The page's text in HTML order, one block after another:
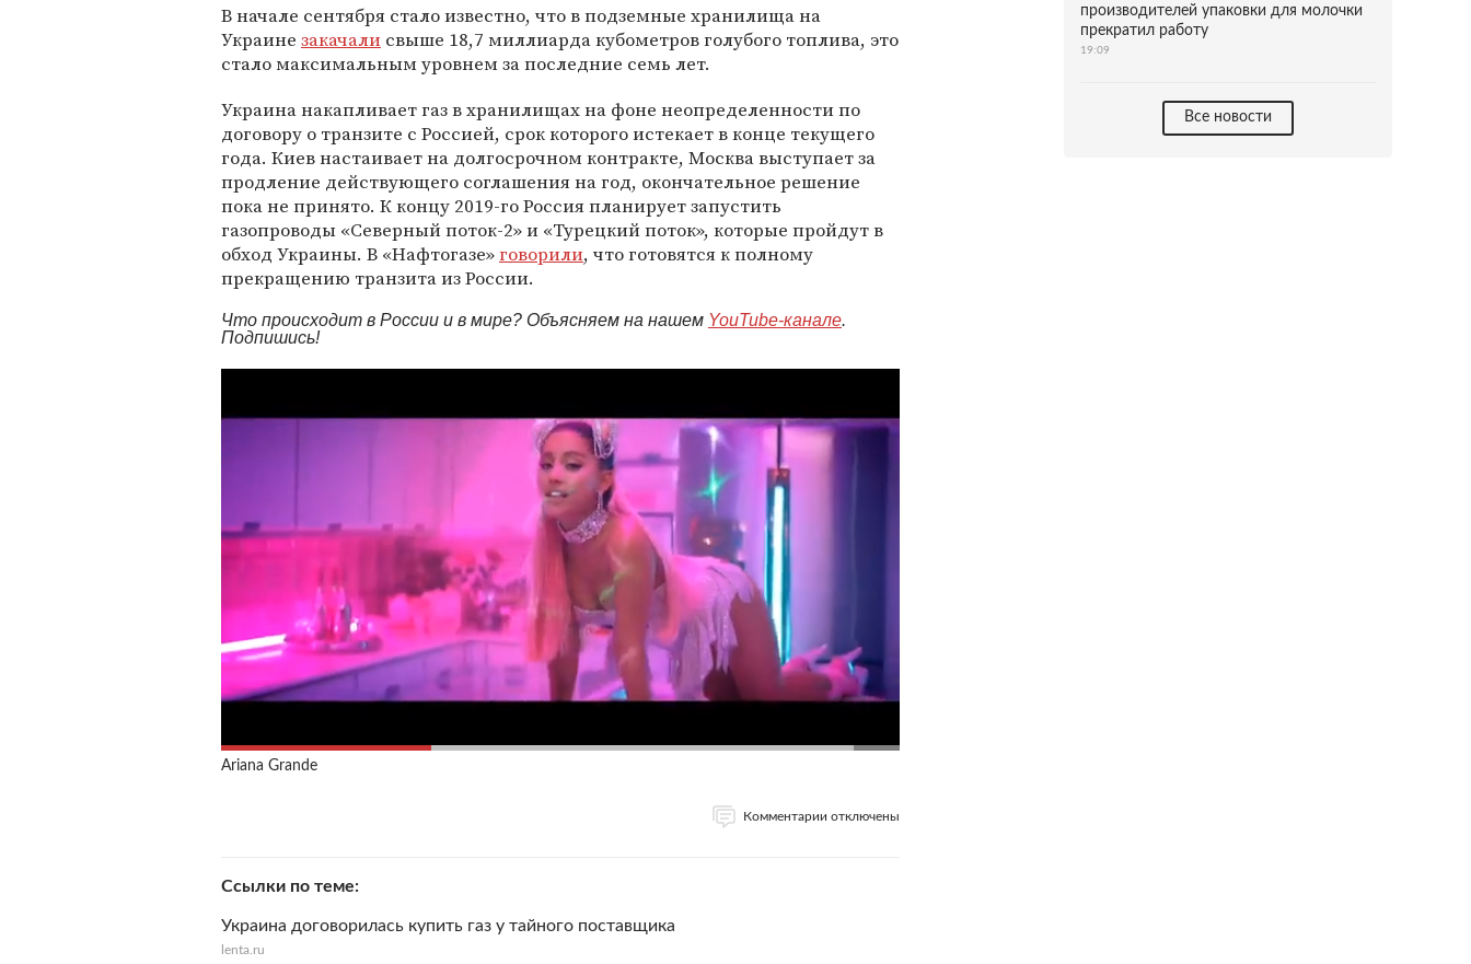
В начале сентября стало известно, что в подземные хранилища на
Украине закачали свыше 18,7 миллиарда кубометров голубого топлива, это
стало максимальным уровнем за последние семь лет.
Украина накапливает газ в хранилищах на фоне неопределенности по
договору о транзите с Россией, срок которого истекает в конце текущего
года. Киев настаивает на долгосрочном контракте, Москва выступает за
продление действующего соглашения на год, окончательное решение
пока не принято. К концу 2019-го Россия планирует запустить
газопроводы «Северный поток-2» и «Турецкий поток», которые пройдут в
обход Украины. В «Нафтогазе»говорили, что готовятся к полному
прекращению транзита из России.
Что происходит в России и в мире? Объясняем на нашем YouTube-канале.
Подпишись!
Ariana Grande
Комментарии отключены
Ссылки по теме
Украина договорилась купить газ у тайного поставщика
lenta.ru
производителей упаковки для молочки
прекратил работу
19:09
Все новости